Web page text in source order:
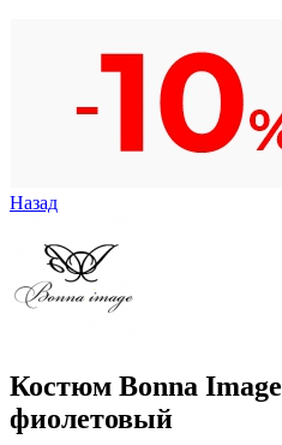
Назад
Костюм Bonna Image
фиолетовый